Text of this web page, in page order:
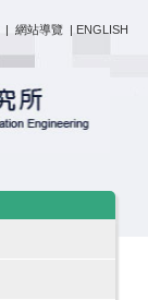
| 網站導覽 | ENGLISH